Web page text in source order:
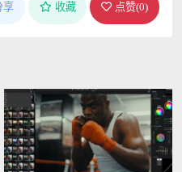
享 收藏 点赞(0)